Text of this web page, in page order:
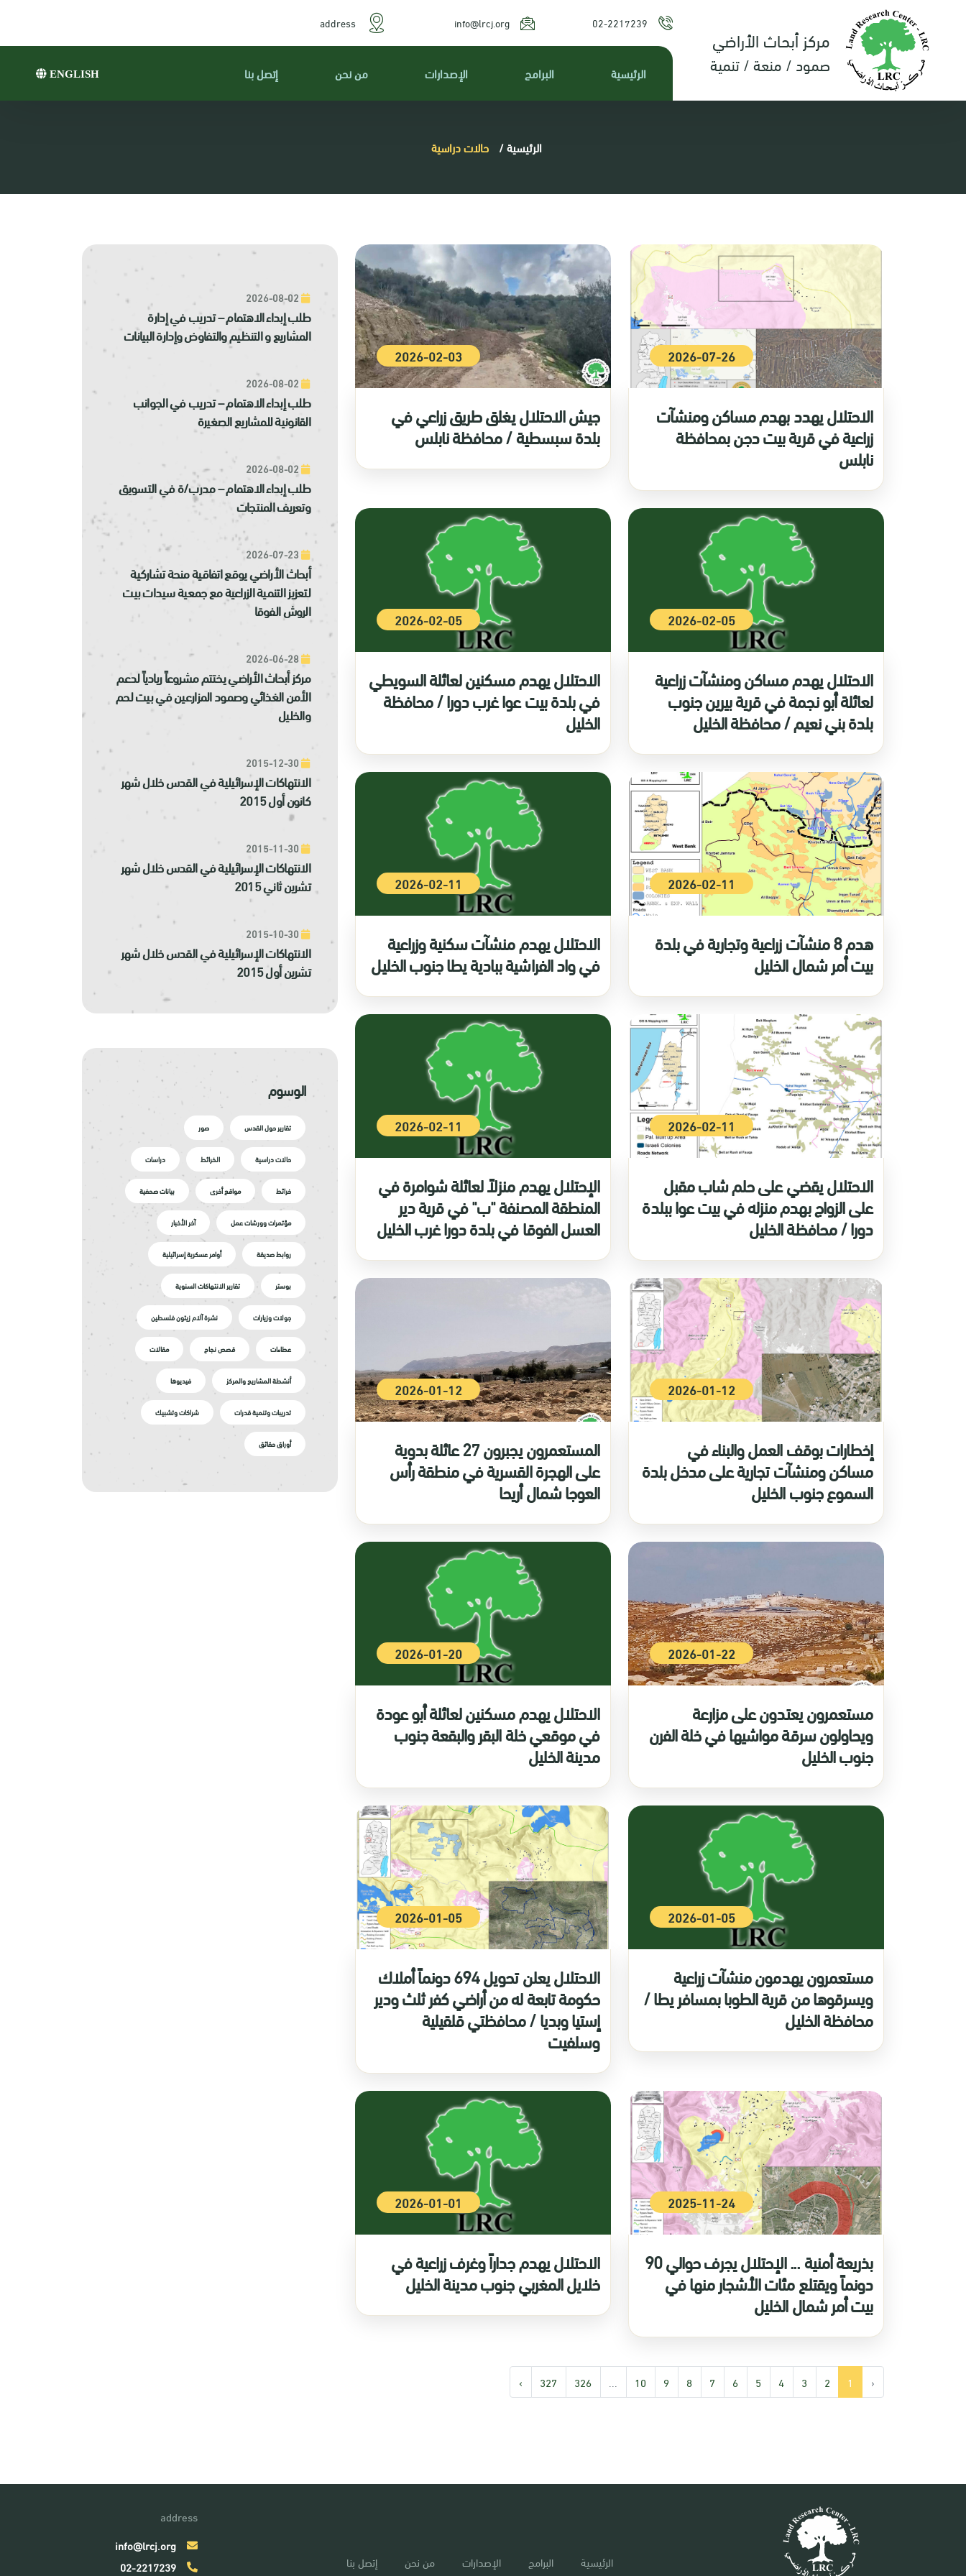
مركز أبحاث الأراضي
صمود / منعة / تنمية
02-2217239
info@lrcj.org
address
الرئيسية البرامج الإصدارات من نحن إتصل بنا ENGLISH
الرئيسية/ حالات دراسية
2026-07-26
الاحتلال يهدد بهدم مساكن ومنشآت
زراعية في قرية بيت دجن بمحافظة
نابلس
2026-02-03
جيش الاحتلال يغلق طريق زراعي في
بلدة سبسطية / محافظة نابلس
2026-02-05
الاحتلال يهدم مساكن ومنشآت زراعية
لعائلة أبو نجمة في قرية بيرين جنوب
بلدة بني نعيم / محافظة الخليل
2026-02-05
الاحتلال يهدم مسكنين لعائلة السويطي
في بلدة بيت عوا غرب دورا / محافظة
الخليل
2026-02-11
هدم 8 منشآت زراعية وتجارية في بلدة
بيت أمر شمال الخليل
2026-02-11
الاحتلال يهدم منشآت سكنية وزراعية
في واد الفراشية ببادية يطا جنوب الخليل
2026-02-11
الاحتلال يقضي على حلم شاب مقبل
على الزواج بهدم منزله في بيت عوا ببلدة
دورا / محافظة الخليل
2026-02-11
الإحتلال يهدم منزلاً لعائلة شوامرة في
المنطقة المصنفة "ب" في قرية دير
العسل الفوقا في بلدة دورا غرب الخليل
2026-01-12
إخطارات بوقف العمل والبناء في
مساكن ومنشآت تجارية على مدخل بلدة
السموع جنوب الخليل
2026-01-12
المستعمرون يجبرون 27 عائلة بدوية
على الهجرة القسرية في منطقة رأس
العوجا شمال أريحا
2026-01-22
مستعمرون يعتدون على مزارعة
ويحاولون سرقة مواشيها في خلة الفرن
جنوب الخليل
2026-01-20
الاحتلال يهدم مسكنين لعائلة أبو عودة
في موقعي خلة البقر والبقعة جنوب
مدينة الخليل
2026-01-05
مستعمرون يهدمون منشآت زراعية
ويسرقوها من قرية الطوبا بمسافر يطا /
محافظة الخليل
2026-01-05
الاحتلال يعلن تحويل 694 دونماً أملاك
حكومة تابعة له من أراضي كفر ثلث ودير
إستيا وبديا / محافظتي قلقيلية
وسلفيت
2025-11-24
بذريعة أمنية ... الإحتلال يجرف حوالي 90
دونماً ويقتلع مئات الأشجار منها في
بيت أمر شمال الخليل
2026-01-01
الاحتلال يهدم جداراً وغرف زراعية في
خلايل المغربي جنوب مدينة الخليل
‹
1
2
3
4
5
6
7
8
9
10
...
326
327
›
طلب إبداء الاهتمام – تدريب في إدارة
المشاريع و التنظيم والتفاوض وإدارة البيانات
طلب إبداء الاهتمام – تدريب في الجوانب
القانونية للمشاريع الصغيرة
طلب إبداء الاهتمام – مدرب/ة في التسويق
وتعريف المنتجات
أبحاث الأراضي يوقع اتفاقية منحة تشاركية
لتعزيز التنمية الزراعية مع جمعية سيدات بيت
الروش الفوقا
مركز أبحاث الأراضي يختتم مشروعاً ريادياً لدعم
الأمن الغذائي وصمود المزارعين في بيت لحم
والخليل
الانتهاكات الإسرائيلية في القدس خلال شهر
كانون أول 2015
الانتهاكات الإسرائيلية في القدس خلال شهر
تشرين ثاني 2015
الانتهاكات الإسرائيلية في القدس خلال شهر
تشرين أول 2015
الوسوم
تقارير حول القدس صور
حالات دراسية الخرائط دراسات
خرائط مواقع أخرى بيانات صحفية
مؤتمرات وورشات عمل آخر الأخبار
روابط صديقة أوامر عسكرية إسرائيلية
بوستر تقارير الانتهاكات السنوية
جولات وزيارات نشرة آلام زيتون فلسطين
عطاءات قصص نجاح مقالات
أنشطة المشاريع والمركز فيديوها
تدريبات وتنمية قدرات شراكات وتشبيك
أوراق حقائق
الرئيسية البرامج الإصدارات من نحن إتصل بنا
address
info@lrcj.org
02-2217239